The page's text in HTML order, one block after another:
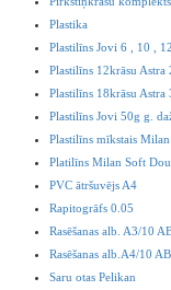
Plastika
Plastilīns Jovi 6 , 10 ,
Plastilīns 12krāsu Astra
Plastilīns 18krāsu Astra
Plastilīns Jovi 50g g.
Plastilīns mīkstais
Platilīns Milan Soft
PVC ātršuvējs A4
Rapitogrāfs 0.05
Rasēšanas alb. A3/10
Rasēšanas alb.A4/10
Saru otas Pelikan